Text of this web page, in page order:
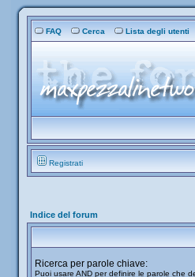
FAQ Cerca Lista degli utenti
Registrati
Indice del forum
Ricerca per parole chiave:
Puoi usare ANDper definire le parole che